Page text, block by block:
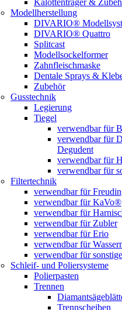
Modellherstellung
DIVARIO®
DIVARIO® Quattro
Splitcast
Modellsockelformer
Zahnfleischmaske
Dentale Sprays &
Zubehör
Gusstechnik
Legierung
Tiegel
verwendbar für
verwendbar für
Degudent
verwendbar für
verwendbar für
Filtertechnik
verwendbar für
verwendbar für KaVo®
verwendbar für
verwendbar für Zubler
verwendbar für Erio
verwendbar für
verwendbar für
Schleif- und Poliersysteme
Polierpasten
Trennen
Trennscheiben